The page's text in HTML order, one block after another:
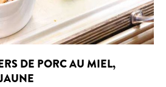
DE PORC AU MIEL,